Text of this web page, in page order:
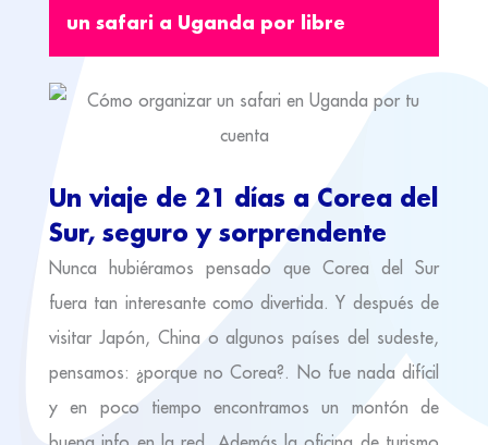
un safari a Uganda por libre
Un viaje de 21 días a Corea del
Sur, seguro y sorprendente
Nunca hubiéramos pensado que Corea del Sur
fuera tan interesante como divertida. Y después de
visitar Japón, China o algunos países del sudeste,
pensamos: ¿porque no Corea?. No fue nada difícil
y en poco tiempo encontramos un montón de